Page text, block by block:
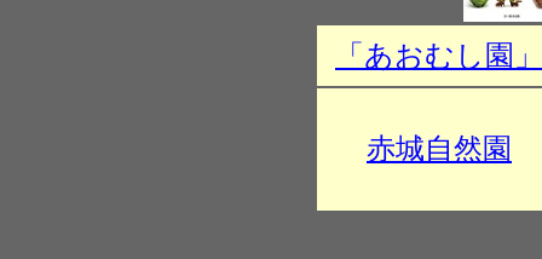
「あおむし園」
赤城自然園